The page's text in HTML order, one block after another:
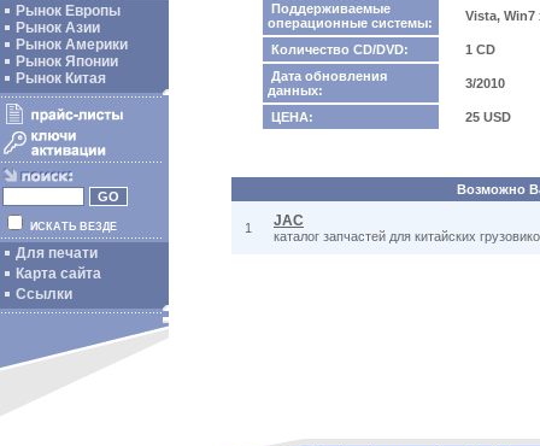
Рынок Европы
Рынок Азии
Рынок Америки
Рынок Японии
Рынок Китая
ИСКАТЬ ВЕЗДЕ
Для печати
Карта сайта
Ссылки
Поддерживаемые
операционные системы:
Vista, Win7
Количество CD/DVD:
1 CD
Дата обновления
данных:
3/2010
ЦЕНА: 25 USD
Возможно
1 JAC
каталог запчастей для китайских